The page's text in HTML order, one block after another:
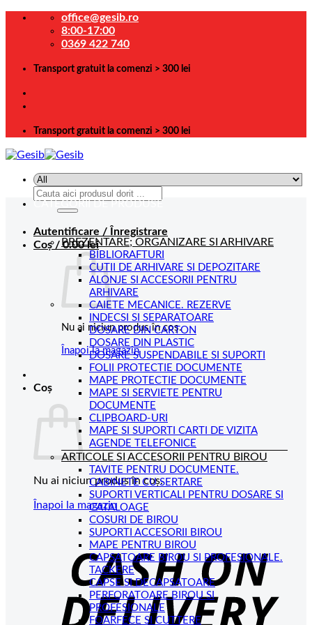
Skip
office@gesib.ro
8:00-17:00
0369 422 740
Transport gratuit la comenzi > 300 lei
Transport gratuit la comenzi > 300 lei
Caută
Autentificare / Înregistrare
Coș /0.00lei
Nu ai niciun produs în coș.
Înapoi la magazin
Coș
Nu ai niciun produs în coș.
Înapoi la magazin
CATEGORII DE PRODUSE
PREZENTARE; ORGANIZARE SI ARHIVARE
BIBLIORAFTURI
CUTII DE ARHIVARE SI DEPOZITARE
ALONJE SI ACCESORII PENTRU
ARHIVARE
CAIETE MECANICE. REZERVE
INDECSI SI SEPARATOARE
DOSARE DIN CARTON
DOSARE DIN PLASTIC
DOSARE SUSPENDABILE SI SUPORTI
FOLII PROTECTIE DOCUMENTE
MAPE PROTECTIE DOCUMENTE
MAPE SI SERVIETE PENTRU
DOCUMENTE
CLIPBOARD-URI
MAPE SI SUPORTI CARTI DE VIZITA
AGENDE TELEFONICE
ARTICOLE SI ACCESORII PENTRU BIROU
TAVITE PENTRU DOCUMENTE.
CABINETE CU SERTARE
SUPORTI VERTICALI PENTRU DOSARE SI
CATALOAGE
COSURI DE BIROU
SUPORTI ACCESORII BIROU
MAPE PENTRU BIROU
CAPSATOARE BIROU SI PROFESIONALE.
TACKERE
CAPSE SI DECAPSATOARE
PERFORATOARE BIROU SI
PROFESIONALE
FOARFECE SI CUTTERE